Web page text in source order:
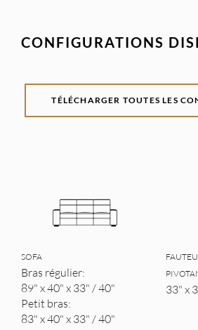
CONFIGURATIONS
TÉLÉCHARGER TOUTES LES
SOFA
Bras régulier:
89" x 40" x 33" / 40"
Petit bras:
83" x 40" x 33" / 40"
33" x